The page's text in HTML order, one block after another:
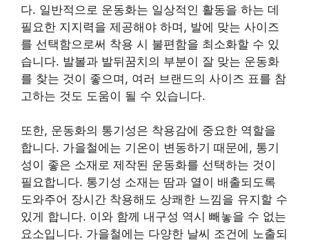
다. 일반적으로 운동화는 일상적인 활동을 하는 데
필요한 지지력을 제공해야 하며, 발에 맞는 사이즈
를 선택함으로써 착용 시 불편함을 최소화할 수 있
습니다. 발볼과 발뒤꿈치의 부분이 잘 맞는 운동화
를 찾는 것이 좋으며, 여러 브랜드의 사이즈 표를 참
고하는 것도 도움이 될 수 있습니다.
또한, 운동화의 통기성은 착용감에 중요한 역할을
합니다. 가을철에는 기온이 변동하기 때문에, 통기
성이 좋은 소재로 제작된 운동화를 선택하는 것이
필요합니다. 통기성 소재는 땀과 열이 배출되도록
도와주어 장시간 착용해도 상쾌한 느낌을 유지할 수
있게 합니다. 이와 함께 내구성 역시 빼놓을 수 없는
요소입니다. 가을철에는 다양한 날씨 조건에 노출되